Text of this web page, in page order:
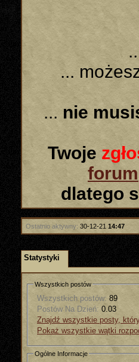
...
... nie
Twoje
forum
dlatego
Ostatnio aktywny: 30-12-21 14:47
Statystyki
Wszystkich postów
Wszystkich postów: 89
Postów Na Dzień: 0.03
Znajdź wszystkie posty,
Pokaż wszystkie wątki
Ogólne Informacje